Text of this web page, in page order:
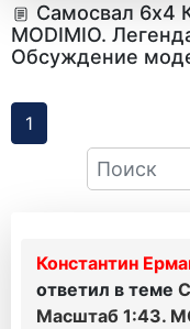
Самосвал 6х4
MODIMIO.
Обсуждение
1
Константин
ответил в теме
Масштаб 1:43.